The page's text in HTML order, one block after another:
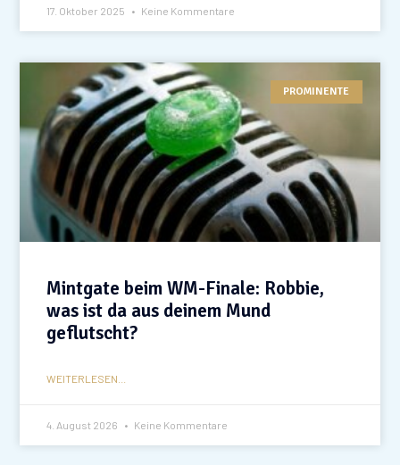
17. Oktober 2025 Keine Kommentare
PROMINENTE
Mintgate beim WM-Finale: Robbie,
was ist da aus deinem Mund
geflutscht?
WEITERLESEN...
4. August 2026 Keine Kommentare